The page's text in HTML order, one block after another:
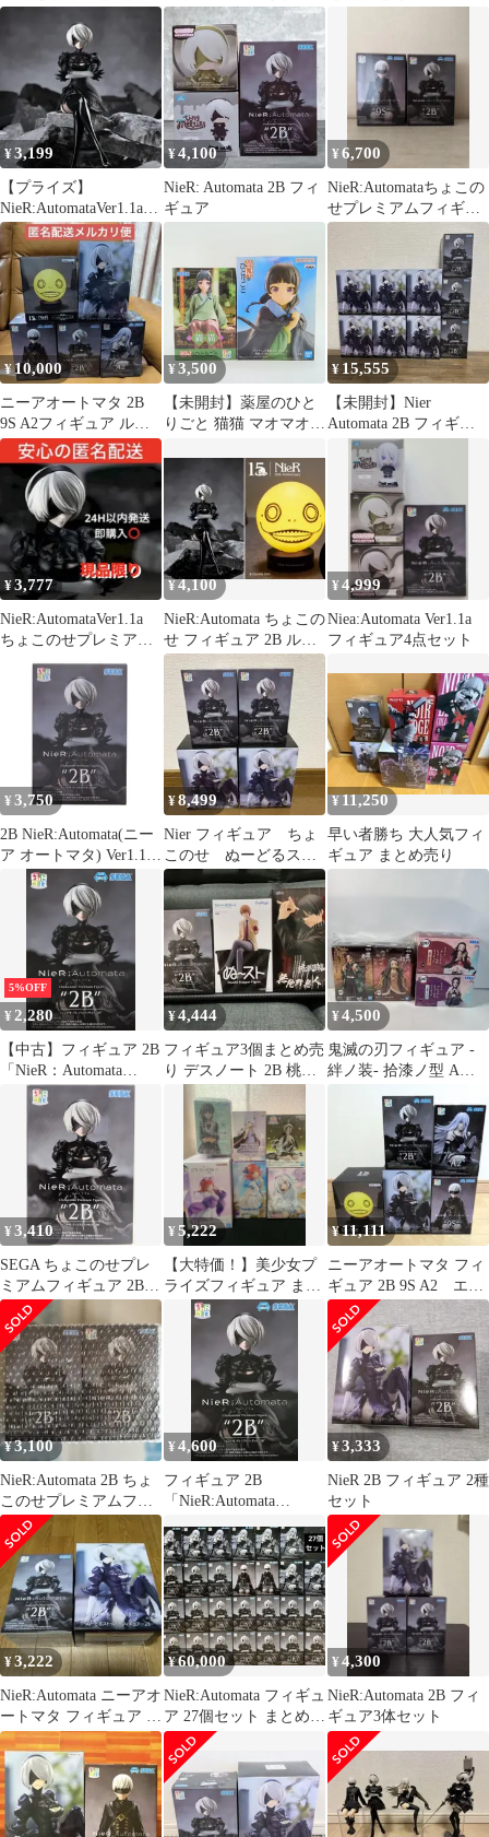
ニー 2B フィギュ
ア ライト 4点
せプレミアムフィギュ
ア 2B 9S
¥3,199
【プライズ】
NieR:AutomataVer1.1a
ちょこのせ “2B”
¥4,100
NieR: Automata 2B フィ
ギュア
¥6,700
NieR:Automataちょこの
せプレミアムフィギュ
ア『2B」『9S』
¥10,000
ニーアオートマタ 2B
9S A2フィギュア ルー
ムライト ５個セット
¥3,500
【未開封】薬屋のひと
りごと 猫猫 マオマオ
プレミアムフィギュア
ポンチョ セガ SEGA バ
ンダイ ナムコ バンプレ
スト プライズ まとめ売
り 2体セット B-19-4
¥ 15,555
【未開封】Nier
Automata 2B フィギュ
アまとめ売り
¥3,777
NieR:AutomataVer1.1a
ちょこのせプレミアム
フィギュア“2B”
¥4,100
NieR:Automata ちょこの
せ フィギュア 2B ルー
ムライト エミール
¥4,999
Niea:Automata Ver1.1a
フィギュア4点セット
¥ 3,750
2B NieR:Automata(ニー
ア オートマタ) Ver1.1a
ちょこのせプレミアム
フィギュア 『2B』 プ
ライズ(1123282) セガ
¥8,499
Nier フィギュア ちょ
このせ ぬーどるスト
ッパー 2B 5個セット
¥11,250
早い者勝ち 大人気フィ
ギュア まとめ売り
5%OFF
¥ 2,280
【中古】フィギュア 2B
「NieR：Automata
Ver1.1a」 ちょこのせプ
レミアムフィギュ
ア“2B”
¥4,444
フィギュア3個まとめ売
り デスノート 2B 桃源
¥4,500
鬼滅の刃フィギュア -
絆ノ装- 拾漆ノ型 A竈門
¥3,410
SEGA ちょこのせプレ
ミアムフィギュア 2B
再販版
¥5,222
【大特価！】美少女プ
ライズフィギュア まと
め売り
¥11,111
ニーアオートマタ フィ
ギュア 2B 9S A2 エミ
ール 5個セット
¥3,100
NieR:Automata 2B ちょ
このせプレミアムフィ
ギュア
¥4,600
フィギュア 2B
「NieR:Automata
レミアムフィギュ
ア“2B”【14日以内発
送】
¥3,333
NieR 2B フィギュア 2種
セット
¥3,222
NieR:Automata ニーアオ
ートマタ フィギュア ２
点セット
¥60,000
NieR:Automata フィギュ
ア 27個セット まとめ売
り
¥4,300
NieR:Automata 2B フィ
ギュア3体セット